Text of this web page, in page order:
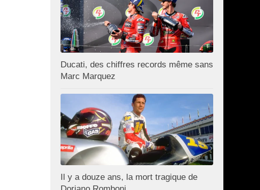
Ducati, des chiffres records même sans
Marc Marquez
Il y a douze ans, la mort tragique de